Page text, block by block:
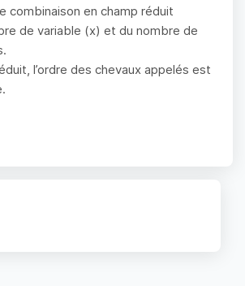
combinaison en champ réduit
de variable (x) et du nombre de
l’ordre des chevaux appelés est